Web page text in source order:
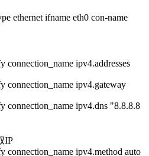
ethernet ifname eth0 con-name
connection_name ipv4.addresses
connection_name ipv4.gateway
connection_name ipv4.dns "8.8.8.8
IP
connection_name ipv4.method auto